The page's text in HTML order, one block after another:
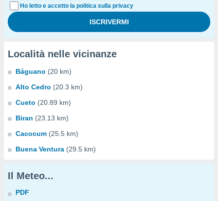
Ho letto e accetto la politica sulla privacy
Località nelle vicinanze
Báguano (20 km)
Alto Cedro (20.3 km)
Cueto (20.89 km)
Biran (23.13 km)
Cacocum (25.5 km)
Buena Ventura (29.5 km)
Il Meteo...
PDF